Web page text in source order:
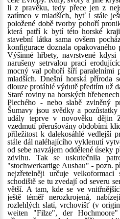
li z pravěku, tedy přece jen z
zatímco v mladších, byť i stále
položené době tvorby pohoří
která patří k bytí této horské
stavební látka sama ovšem
konfigurace doznala
Výšinné hřbety, navrstvené
narušeny setrvalou prací
mocný val pohoří šíří paralelními
mladších. Dnešní horská příroda
dlouze protáhlé výdutě předtím už
Staré roviny na horských
Plechého - nebo slabě zvlněný
Šumavy jsou svědky a
udály teprve v novověku dějin
vzedmutí přerušovány obdobími
příležitost k dalekosáhlé vedlejší
stále dál naléhajícího vyklenutí
od sebe navzájem oddělené úseky
zdvihu. Tak se uskutečnila
"stochwerkartige Ausbau" - pozn.
nejzřetelněji určuje
schodiště se tu zvedají od severu
větší. A tam, kde se ve
ještě téměř nerozkrojená,
rozlehlých slatí, vrchovišť (v
weiten "Filze", der